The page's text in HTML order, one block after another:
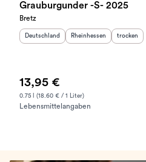
Grauburgunder -S- 2025
Bretz
Herkunftsland
Deutschland Herkunftsregion :
Rheinhessen Geschmack
trocken
13,95 €
0.75 l (18.60 € / 1 Liter)
Lebensmittelangaben